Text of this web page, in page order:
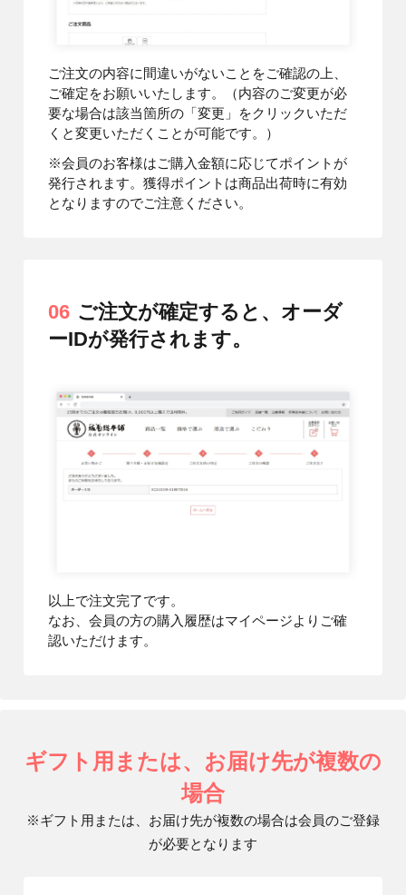
ご注文の内容に間違いがないことをご確認の上、
ご確定をお願いいたします。（内容のご変更が必
要な場合は該当箇所の「変更」をクリックいただ
くと変更いただくことが可能です。）
※会員のお客様はご購入金額に応じてポイントが
発行されます。獲得ポイントは商品出荷時に有効
となりますのでご注意ください。
06 ご注文が確定すると、オーダ
ーIDが発行されます。
以上で注文完了です。
なお、会員の方の購入履歴はマイページよりご確
認いただけます。
ギフト用または、お届け先が複数の
場合
※ギフト用または、お届け先が複数の場合は会員のご登録
が必要となります